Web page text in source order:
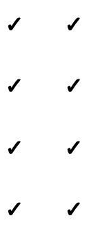
✓ ✓
✓ ✓
✓ ✓
✓ ✓